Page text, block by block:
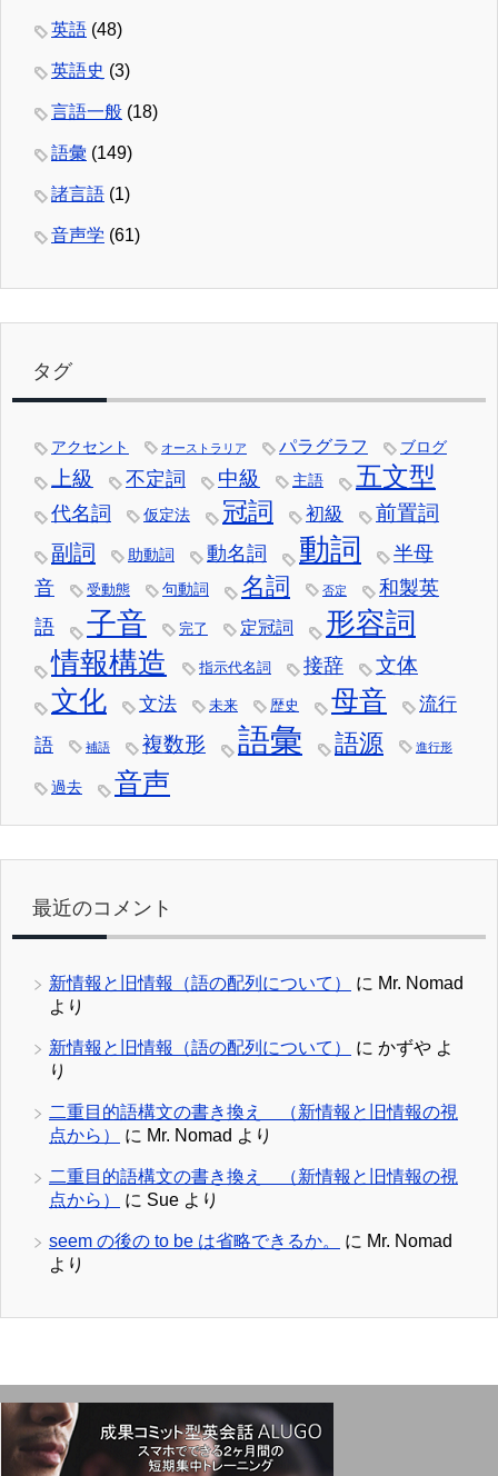
英語 (48)
英語史 (3)
言語一般 (18)
語彙 (149)
諸言語 (1)
音声学 (61)
タグ
アクセント オーストラリア パラグラフ ブログ
上級 不定詞 中級 主語 五文型
代名詞 仮定法 冠詞 初級
前置詞
副詞
助動詞 動名詞 動詞
半母
音
受動態 句動詞 名詞 否定
和製英
語
子音 完了 定冠詞
形容詞
情報構造
指示代名詞 接辞 文体
文化 文法 未来 歴史 母音
流行
語
補語 複数形 語彙 語源 進行形
過去 音声
最近のコメント
新情報と旧情報（語の配列について） に Mr. Nomad
より
新情報と旧情報（語の配列について） に かずや よ
り
二重目的語構文の書き換え （新情報と旧情報の視
点から）
に Mr. Nomad より
二重目的語構文の書き換え （新情報と旧情報の視
点から）
に Sue より
seem の後の to be は省略できるか。 に Mr. Nomad
より